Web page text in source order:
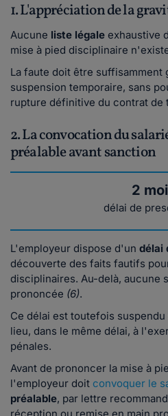
1. L'appréciation de la
Aucune liste légale exhaustive
mise à pied disciplinaire
La faute doit être suffisamment
suspension temporaire, sans
rupture définitive du contrat de
2. La convocation du
préalable avant sanction
2
délai de
L'employeur dispose d'un délai
découverte des faits fautifs
disciplinaires. Au-delà, aucune
prononcée (6).
Ce délai est toutefois
lieu, dans le même délai, à
pénales.
Avant de prononcer la mise à
l'employeur doit convoquer le
préalable, par lettre